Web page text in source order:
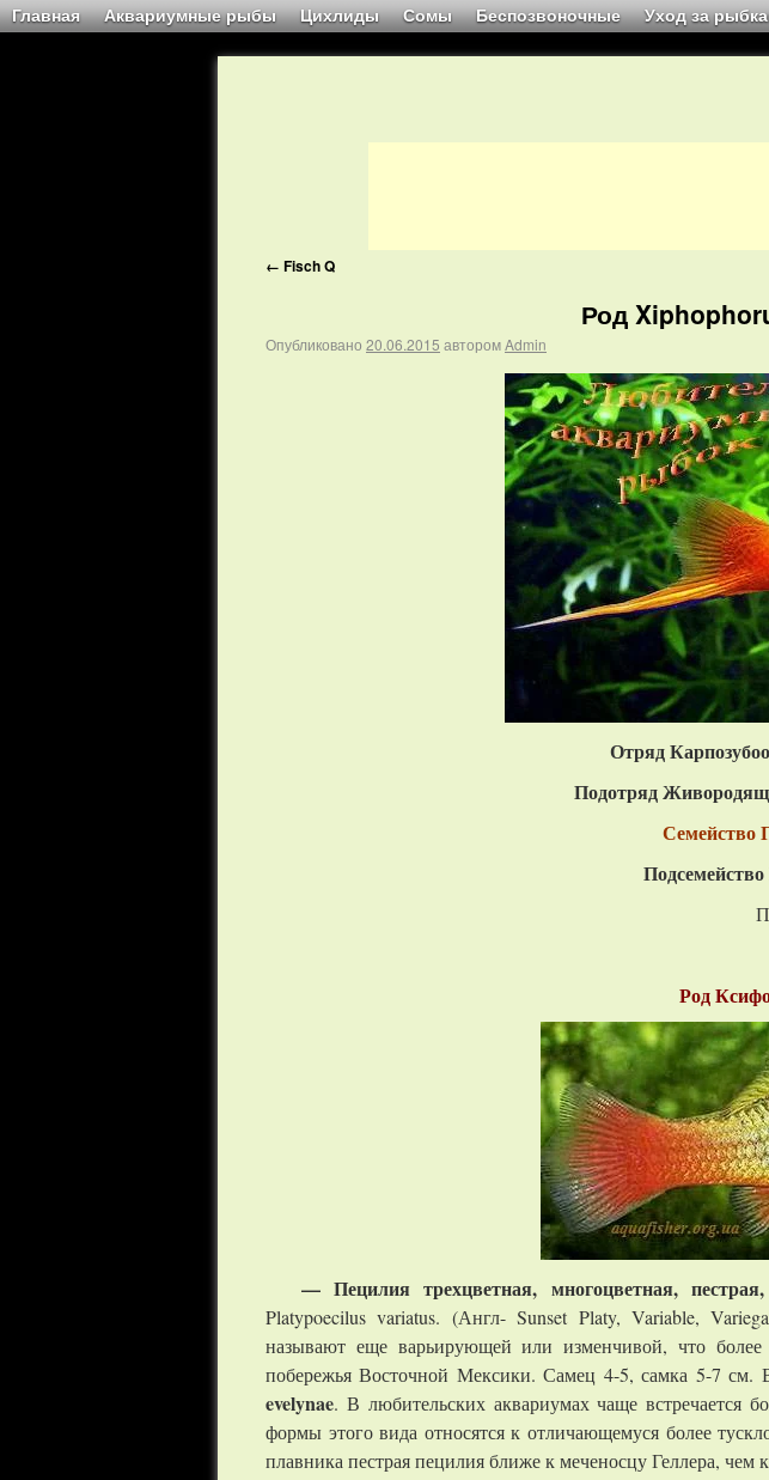
Главная Аквариумные рыбы Цихлиды Сомы Беспозвоночные Уход за
← Fisch Q
Род
Опубликовано 20.06.2015 авторомAdmin
Отряд
Подотряд
Семейство
Род
— Пецилия трехцветная, многоцветная,
Platypoecilus variatus. (Англ- Sunset Platy, Variable,
называют еще варьирующей или изменчивой, что более
побережья Восточной Мексики. Самец 4-5, самка 5-7 см.
evelynae. В любительских аквариумах чаще встречается
формы этого вида относятся к отличающемуся более
плавника пестрая пецилия ближе к меченосцу Геллера, чем